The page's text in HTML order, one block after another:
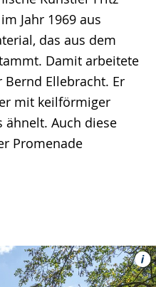
Jahr 1969 aus
das aus dem
Damit arbeitete
Ellebracht. Er
mit keilförmiger
ähnelt. Auch diese
Promenade